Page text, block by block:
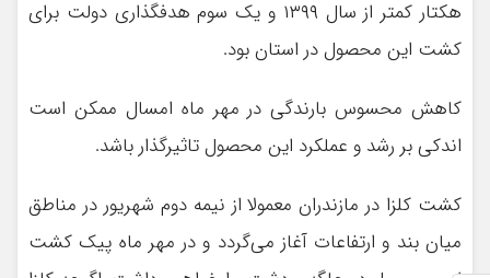
هکتار کمتر از سال ۱۳۹۹ و یک سوم هدفگذاری دولت برای
کشت این محصول در استان بود.
کاهش محسوس بارندگی در مهر ماه امسال ممکن است
اندکی بر رشد و عملکرد این محصول تاثیرگذار باشد.
کشت کلزا در مازندران معمولا از نیمه دوم شهریور در مناطق
میان بند و ارتفاعات آغاز می‌گردد و در مهر ماه پیک کشت